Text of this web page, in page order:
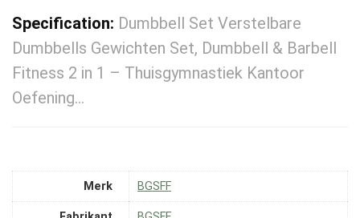
Specification: Dumbbell Set Verstelbare
Dumbbells Gewichten Set, Dumbbell & Barbell
Fitness 2 in 1 – Thuisgymnastiek Kantoor
Oefening…
Merk ‎BGSFF